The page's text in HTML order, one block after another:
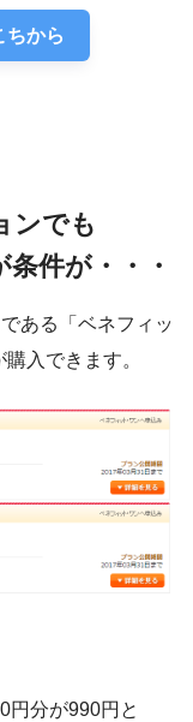
ちから
ンでも
件が・・・
ある「ベネフィッ
入できます。
円分が990円と